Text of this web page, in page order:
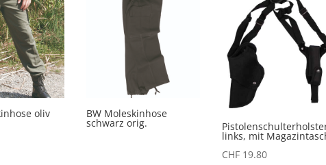
oliv BW Moleskinhose
schwarz orig.
links, mit
CHF19.80